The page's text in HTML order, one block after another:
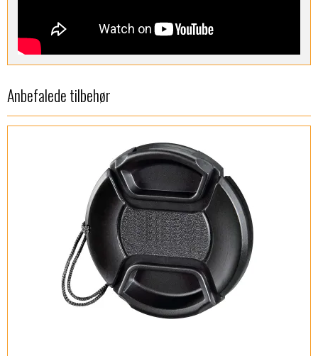
Anbefalede tilbehør